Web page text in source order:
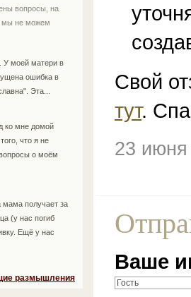
вопросы, на
мы не можем
У моей матери в
ошибка в
Эта...
ко мне домой
что я не
о моём
мама получает за
(у нас погиб
Ещё у нас
размышления
Свой
тут.
23
Ваше